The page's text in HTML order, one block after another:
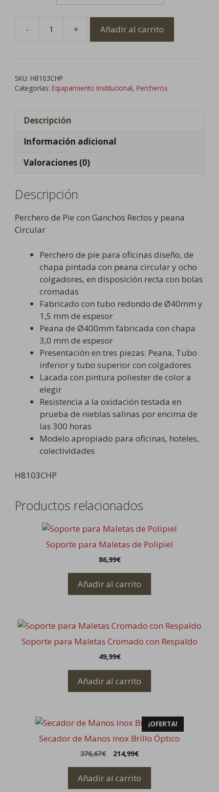
-
Perchero
Ganchos
+ Añadir al carrito
SKU: H8103CHP
Categorías: Equipamiento Institucional, Percheros
Descripción
Información adicional
Valoraciones (0)
Descripción
Perchero de Pie con Ganchos Rectos y peana
Circular
Perchero de pie para oficinas diseño, de
chapa pintada con peana circular y ocho
colgadores, en disposición recta con bolas
cromadas
Fabricado con tubo redondo de Ø40mm y
1,5 mm de espesor
Peana de Ø400mm fabricada con chapa
3,0 mm de espesor
Presentación en tres piezas: Peana, Tubo
inferior y tubo superior con colgadores
Lacada con pintura poliester de color a
elegir
Resistencia a la oxidación testada en
prueba de nieblas salinas por encima de
las 300 horas
Modelo apropiado para oficinas, hoteles,
colectividades
H8103CHP
Productos relacionados
Soporte para Maletas de Polipiel
86,99€
Añadir al carrito
Soporte para Maletas Cromado con Respaldo
49,99€
Añadir al carrito
¡OFERTA!
Secador de Manos inox Brillo Óptico
376,67€
El
original
era:
214,99€El
es:
Añadir al carrito